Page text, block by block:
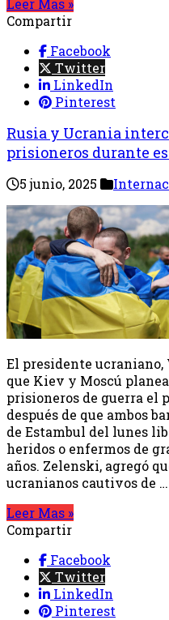
Leer Mas »
Compartir
Facebook
Twitter
LinkedIn
Pinterest
Rusia y Ucrania
prisioneros durante
5 junio, 2025
El presidente
que Kiev y Moscú
prisioneros de guerra el
después de que ambos
de Estambul del lunes
heridos o enfermos de
años. Zelenski, agregó
ucranianos cautivos de …
Leer Mas »
Compartir
Facebook
Twitter
LinkedIn
Pinterest